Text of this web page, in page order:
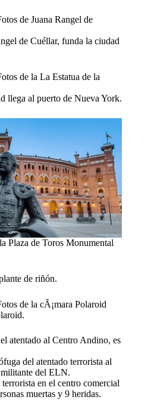
de Cuéllar, funda la ciudad
llega al puerto de Nueva York.
Plaza de Toros Monumental
de riñón.
del atentado terrorista al
del ELN.
en el centro comercial
muertas y 9 heridas.